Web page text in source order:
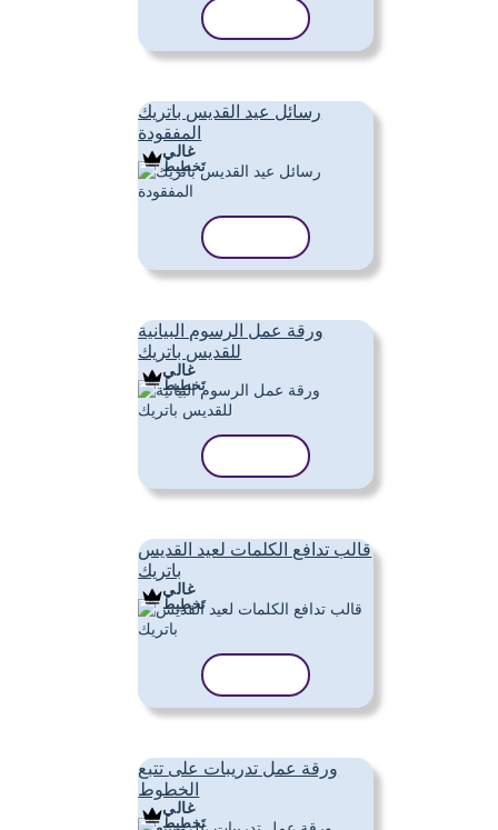
رسائل عيد القديس باتريك
المفقودة
غالي
تَخطِيط
ورقة عمل الرسوم البيانية
للقديس باتريك
غالي
تَخطِيط
قالب تدافع الكلمات لعيد القديس
باتريك
غالي
تَخطِيط
ورقة عمل تدريبات على تتبع
الخطوط
غالي
تَخطِيط